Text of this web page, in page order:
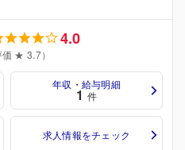
4.0
価 ★ 3.7）
年収・給与明細
1 件
求人情報をチェック